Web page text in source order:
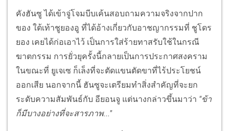
คังฮันซู ได้เข้าจู่โจมบีบเค้นสอบถามความจริงจากปาก
ของ ใต้เท้าชูยองอู ที่ได้อ้างเกี่ยวกับอาชญากรรมที่ ชูโดร
ยอง เคยได้ก่อเอาไว้ เป็นการใส่ร้ายทาสรับใช้ในกรณี
ฆาตกรรม การยั่วยุครั้งนี้กลายเป็นการประกาศสงคราม
ในขณะที่ ยูเจเซ ก็เล็งที่จะตัดแขนตัดขาที่ไร้ประโยชน์
ออกเสีย นอกจากนี้ ฮันซูจะเตรียมทำสิ่งสำคัญที่จะยก
ระดับความสัมพันธ์กับ อียอนจู แต่นางกล่าวขึ้นมาว่า "ข้า
ก็มีบางอย่างที่จะสารภาพ..."